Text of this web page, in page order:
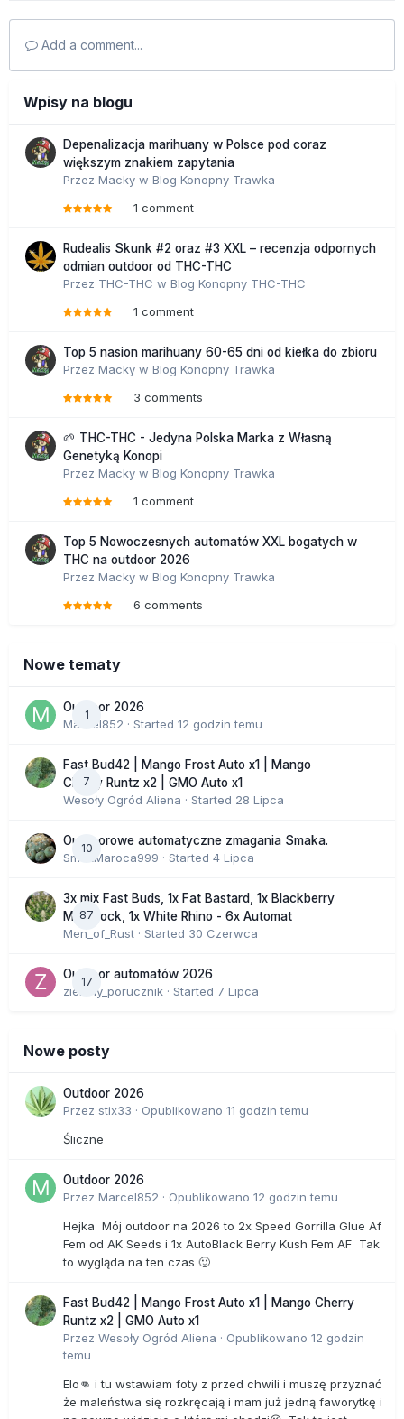
Add a comment...
Wpisy na blogu
Depenalizacja marihuany w Polsce pod coraz
większym znakiem zapytania
Przez Macky w Blog Konopny Trawka
1 comment
Rudealis Skunk #2 oraz #3 XXL – recenzja odpornych
odmian outdoor od THC-THC
Przez THC-THC w Blog Konopny THC-THC
1 comment
Top 5 nasion marihuany 60-65 dni od kiełka do zbioru
Przez Macky w Blog Konopny Trawka
3 comments
🌱 THC-THC - Jedyna Polska Marka z Własną
Genetyką Konopi
Przez Macky w Blog Konopny Trawka
1 comment
Top 5 Nowoczesnych automatów XXL bogatych w
THC na outdoor 2026
Przez Macky w Blog Konopny Trawka
6 comments
Nowe tematy
1
Outdoor 2026
Marcel852 · Started 12 godzin temu
7
Fast Bud42 | Mango Frost Auto x1 | Mango
Cherry Runtz x2 | GMO Auto x1
Wesoły Ogród Aliena · Started 28 Lipca
10
Outdoorowe automatyczne zmagania Smaka.
SmakMaroca999 · Started 4 Lipca
87
3x mix Fast Buds, 1x Fat Bastard, 1x Blackberry
Moonrock, 1x White Rhino - 6x Automat
Men_of_Rust · Started 30 Czerwca
17
Outdoor automatów 2026
zielony_porucznik · Started 7 Lipca
Nowe posty
Outdoor 2026
Przez stix33 · Opublikowano 11 godzin temu
Śliczne
Outdoor 2026
Przez Marcel852 · Opublikowano 12 godzin temu
Hejka Mój outdoor na 2026 to 2x Speed Gorrilla Glue Af
Fem od AK Seeds i 1x AutoBlack Berry Kush Fem AF Tak
to wygląda na ten czas 🙂
Fast Bud42 | Mango Frost Auto x1 | Mango Cherry
Runtz x2 | GMO Auto x1
Przez Wesoły Ogród Aliena · Opublikowano 12 godzin
temu
Elo👊 i tu wstawiam foty z przed chwili i muszę przyznać
że maleństwa się rozkręcają i mam już jedną faworytkę i